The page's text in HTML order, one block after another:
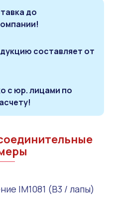
до
составляет от
с юр. лицами по
IM1081 (B3 / лапы)